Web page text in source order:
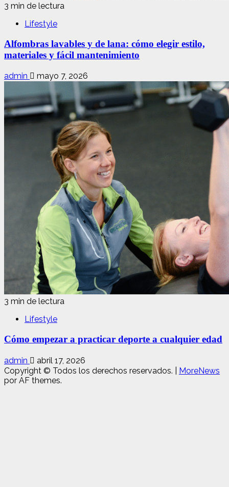
3 min de lectura
Lifestyle
Alfombras lavables y de lana: cómo elegir estilo,
materiales y fácil mantenimiento
admin mayo 7, 2026
3 min de lectura
Lifestyle
Cómo empezar a practicar deporte a cualquier edad
admin
abril 17, 2026
Copyright © Todos los derechos reservados.
MoreNews
por AF themes.